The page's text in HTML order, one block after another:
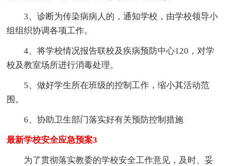
3、诊断为传染病病人的，通知学校，由学校领导小
组组织协调各项工作。
4、将学校情况报告联校及疾病预防中心120，对学
校及教室场所进行消毒处理。
5、做好学生所在班级的控制工作，缩小其活动范
围。
6、协助卫生部门落实好有关预防控制措施
最新学校安全应急预案3
为了贯彻落实教委的学校安全工作意见，及时、妥